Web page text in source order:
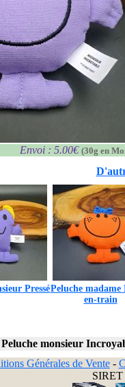
Envoi : 5.00€ (30g en
PresséPeluche madame
en-train
Peluche monsieur
Générales de Vente-
SIRET